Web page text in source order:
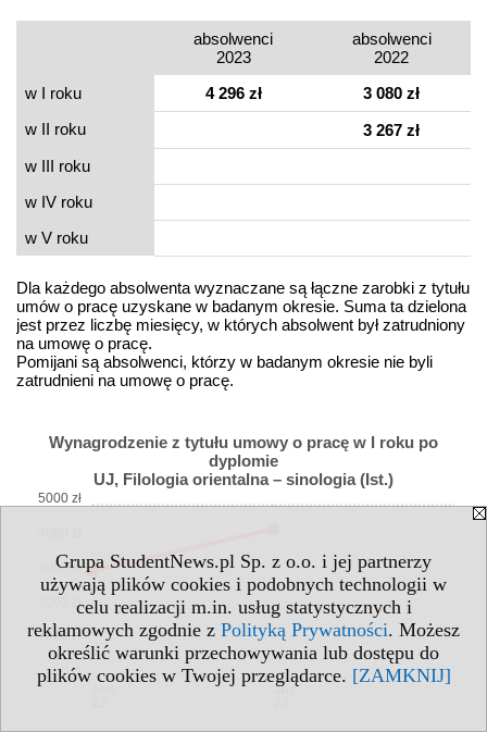
Grupa StudentNews.pl Sp. z o.o. i jej partnerzy
używają plików cookies i podobnych technologii w
celu realizacji m.in. usług statystycznych i
reklamowych zgodnie z Polityką Prywatności. Możesz
określić warunki przechowywania lub dostępu do
plików cookies w Twojej przeglądarce. [ZAMKNIJ]
absolwenci
2023
absolwenci
2022
w I roku
4 296 zł
3 080 zł
w II roku
3 267 zł
w III roku
w IV roku
w V roku
Dla każdego absolwenta wyznaczane są łączne zarobki z tytułu
umów o pracę uzyskane w badanym okresie. Suma ta dzielona
jest przez liczbę miesięcy, w których absolwent był zatrudniony
na umowę o pracę.
Pomijani są absolwenci, którzy w badanym okresie nie byli
zatrudnieni na umowę o pracę.
Wynagrodzenie z tytułu umowy o pracę w I roku po
dyplomie
UJ, Filologia orientalna – sinologia (Ist.)
abs.
0 zł
1000 zł
2000 zł
3000 zł
5000 zł